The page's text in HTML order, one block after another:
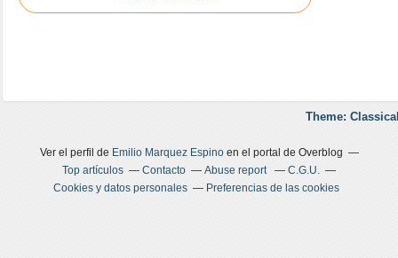
Theme:
Ver el perfil de Emilio Marquez Espinoen el portal de Overblog
Top artículos
Contacto Abuse report
C.G.U.
Cookies y datos personales
Preferencias de las cookies